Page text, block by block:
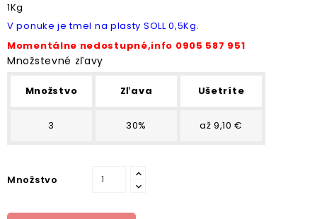
1Kg
V ponuke je tmel na plasty SOLL 0,5Kg.
Momentálne nedostupné,info 0905 587 951
Množstevné zľavy
Množstvo Zľava Ušetríte
3 30% až 9,10 €
Množstvo